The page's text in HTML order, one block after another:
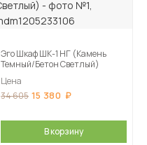
Эго Шкаф ШК-1 НГ (Камень
Темный/Бетон Светлый)
Цена
34 605 15 380
В корзину